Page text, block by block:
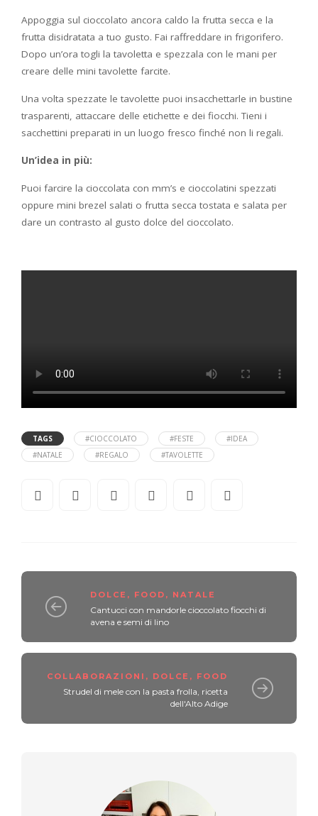
Appoggia sul cioccolato ancora caldo la frutta secca e la
frutta disidratata a tuo gusto. Fai raffreddare in frigorifero.
Dopo un’ora togli la tavoletta e spezzala con le mani per
creare delle mini tavolette farcite.
Una volta spezzate le tavolette puoi insacchettarle in bustine
trasparenti, attaccare delle etichette e dei fiocchi. Tieni i
sacchettini preparati in un luogo fresco finché non li regali.
Un’idea in più:
Puoi farcire la cioccolata con mm’s e cioccolatini spezzati
oppure mini brezel salati o frutta secca tostata e salata per
dare un contrasto al gusto dolce del cioccolato.
TAGS #CIOCCOLATO #FESTE
#IDEA
#NATALE
#REGALO #TAVOLETTE
DOLCE , FOOD , NATALE
Cantucci con mandorle cioccolato fiocchi di
avena e semi di lino
COLLABORAZIONI , DOLCE , FOOD
Strudel di mele con la pasta frolla, ricetta
dell'Alto Adige